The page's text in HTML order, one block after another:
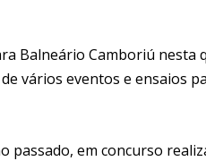
Balneário Camboriú nesta
vários eventos e ensaios
em concurso